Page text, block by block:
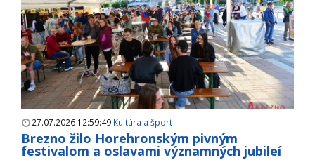
27.07.2026 12:59:49 Kultúra a šport
Brezno žilo Horehronským pivným
festivalom a oslavami významných jubileí